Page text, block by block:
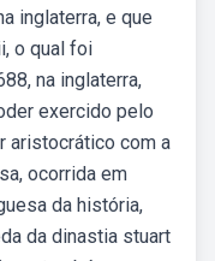
inglaterra, e que
o qual foi
na inglaterra,
exercido pelo
aristocrático com a
ocorrida em
da história,
da dinastia stuart